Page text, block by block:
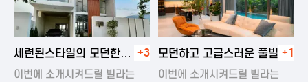
2024-11-19 01:22
세련된스타일의 모던한
풀빌라
+3
이번에 소개시켜드릴 빌라는
2024-11-20 00:20
모던하고 고급스러운 풀빌라+1
이번에 소개시켜드릴 빌라는